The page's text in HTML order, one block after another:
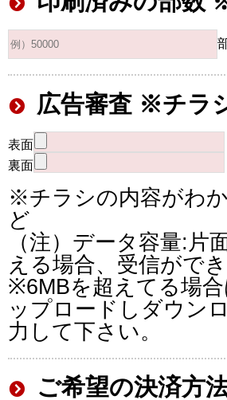
広告審査 ※チラ
表面
裏面
※チラシの内容がわ
ど
（注）データ容量:片
える場合、受信ができ
※6MBを超えてる場合
ップロードしダウン
力して下さい。
ご希望の決済方